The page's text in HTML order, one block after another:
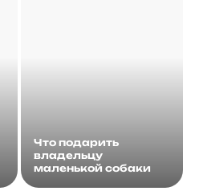
Что подарить
владельцу
маленькой собаки